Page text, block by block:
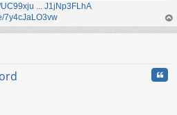
... J1jNp3FLhA
7y4cJaLO3vw
au